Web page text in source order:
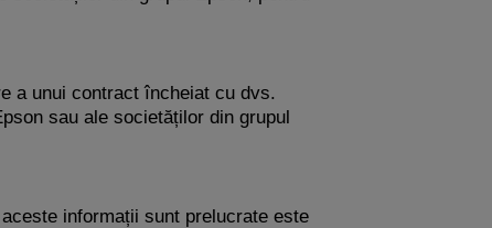
a unui contract încheiat cu dvs.
sau ale societăților din grupul
informații sunt prelucrate este